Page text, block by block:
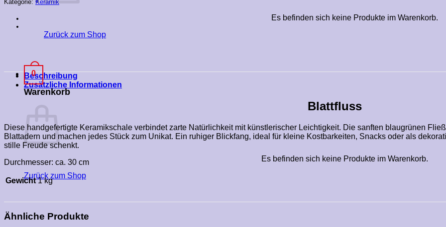
Es befinden sich keine Produkte im Warenkorb.
Zurück zum Shop
0
Warenkorb
Es befinden sich keine Produkte im Warenkorb.
Zurück zum Shop
Kategorie: Keramik
Beschreibung
Zusätzliche Informationen
Blattfluss
Diese handgefertigte Keramikschale verbindet zarte Natürlichkeit mit künstlerischer Leichtigkeit. Die sanften blaugrünen
Blattadern und machen jedes Stück zum Unikat. Ein ruhiger Blickfang, ideal für kleine Kostbarkeiten, Snacks oder als
stille Freude schenkt.
Durchmesser: ca. 30 cm
Gewicht 1 kg
Ähnliche Produkte